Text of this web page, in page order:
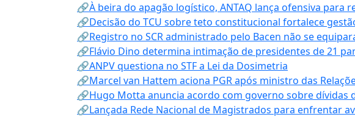
🔗À beira do apagão logístico, ANTAQ lança ofensiva para
🔗Decisão do TCU sobre teto constitucional fortalece
🔗Registro no SCR administrado pelo Bacen não se
🔗Flávio Dino determina intimação de presidentes de 21
🔗ANPV questiona no STF a Lei da Dosimetria
🔗Marcel van Hattem aciona PGR após ministro das
🔗Hugo Motta anuncia acordo com governo sobre dívidas
🔗Lançada Rede Nacional de Magistrados para enfrentar